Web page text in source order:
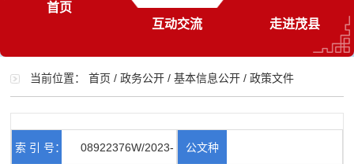
首页
互动交流 走进茂县
当前位置：首页 /政务公开 /基本信息公开 /政策文件
索 引 号： 08922376W/2023- 公文种